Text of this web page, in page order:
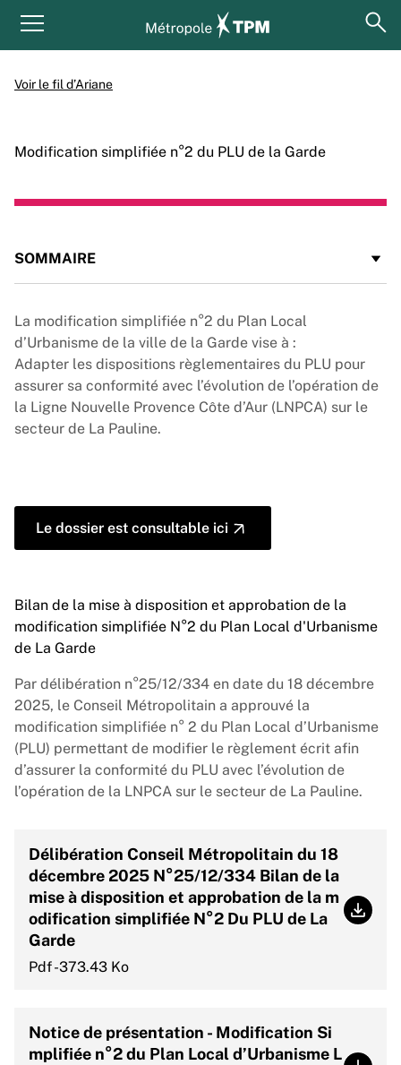
Menu principal
Voir le fil d’Ariane
Modification simplifiée n°2 du PLU de la Garde
SOMMAIRE
La modification simplifiée n°2 du Plan Local
d’Urbanisme de la ville de la Garde vise à :
Adapter les dispositions règlementaires du PLU pour
assurer sa conformité avec l’évolution de l’opération de
la Ligne Nouvelle Provence Côte d’Aur (LNPCA) sur le
secteur de La Pauline.
Le dossier est consultable ici
Bilan de la mise à disposition et approbation de la
modification simplifiée N°2 du Plan Local d'Urbanisme
de La Garde
Par délibération n°25/12/334 en date du 18 décembre
2025, le Conseil Métropolitain a approuvé la
modification simplifiée n° 2 du Plan Local d’Urbanisme
(PLU) permettant de modifier le règlement écrit afin
d’assurer la conformité du PLU avec l’évolution de
l’opération de la LNPCA sur le secteur de La Pauline.
Délibération Conseil Métropolitain du 18
décembre 2025 N°25/12/334 Bilan de la
mise à disposition et approbation de la m
odification simplifiée N°2 Du PLU de La
Garde
Pdf -373.43 Ko
Notice de présentation - Modification Si
mplifiée n°2 du Plan Local d’Urbanisme L